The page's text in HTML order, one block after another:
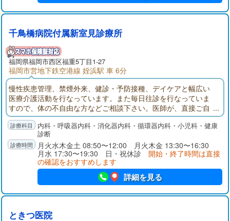
千鳥橋病院付属新室見診療所
福岡県福岡市西区福重5丁目1-27
福岡市営地下鉄空港線 姪浜駅 車 6分
慢性疾患管理、禁煙外来、健診・予防接種、デイケアと幅広い
医療介護活動を行なっています。また毎日往診を行なっていま
すので、体の不自由な方などご相談下さい。医師が、直接ご自
宅に伺います。その他、医療費や介護のことでお困りのことが
ありましたら、いつでもご相談ください。
内科・呼吸器内科・消化器内科・循環器内科・小児科・健康
診断
月火水木金土 08:50〜12:00 月火木金 13:30〜16:30
月水 17:30〜19:30 日・祝休診 開始・終了時間は直接
の確認をおすすめします
詳細を見る
ときつ医院